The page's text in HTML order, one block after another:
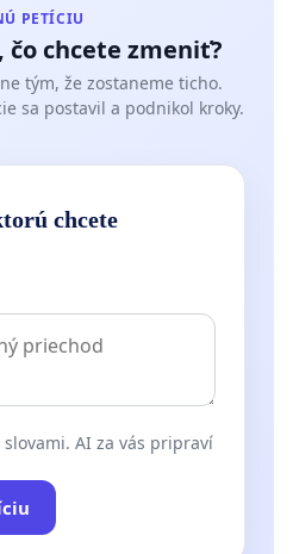
PETÍCIU
čo chcete zmeniť?
tým, že zostaneme ticho.
sa postavil a podnikol kroky.
chcete
AI za vás pripraví